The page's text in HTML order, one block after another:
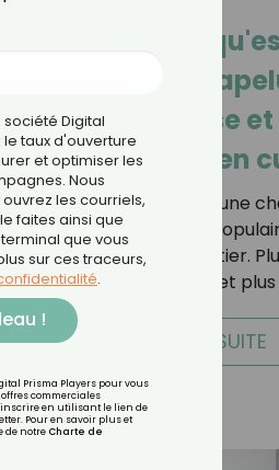
Panko :
cette
japonaise
l'utiliser en
Le panko est une
plus en plus
du monde entier.
croustillante et
LIRE LA SUITE
Digital
taux d'ouverture
et optimiser les
Nous
les courriels,
faites ainsi que
que vous
sur ces traceurs,
.
!
Prisma Players pour vous
commerciales
en utilisant le lien de
Pour en savoir plus et
de notre Charte de